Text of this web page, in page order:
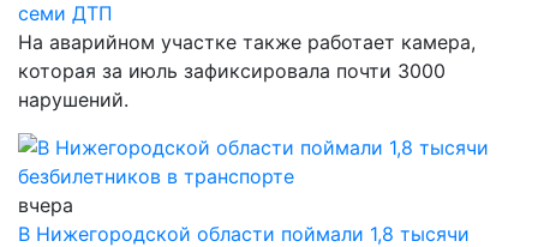
семи ДТП
На аварийном участке также работает камера,
которая за июль зафиксировала почти 3000
нарушений.
вчера
В Нижегородской области поймали 1,8 тысячи